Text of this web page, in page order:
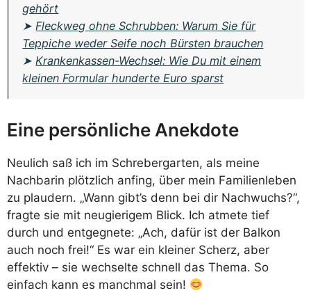
gehört
➤ Fleckweg ohne Schrubben: Warum Sie für
Teppiche weder Seife noch Bürsten brauchen
➤ Krankenkassen-Wechsel: Wie Du mit einem
kleinen Formular hunderte Euro sparst
Eine persönliche Anekdote
Neulich saß ich im Schrebergarten, als meine
Nachbarin plötzlich anfing, über mein Familienleben
zu plaudern. „Wann gibt’s denn bei dir Nachwuchs?“,
fragte sie mit neugierigem Blick. Ich atmete tief
durch und entgegnete: „Ach, dafür ist der Balkon
auch noch frei!“ Es war ein kleiner Scherz, aber
effektiv – sie wechselte schnell das Thema. So
einfach kann es manchmal sein!